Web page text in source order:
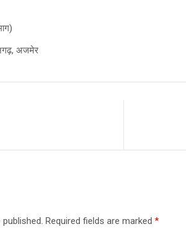
अजमेर
Required fields are marked *